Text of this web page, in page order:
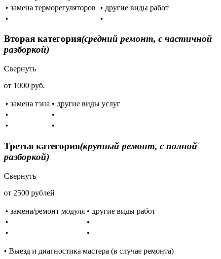
• замена терморегуляторов
• другие виды работ
•
•
Вторая категория(средний ремонт, с частичной
разборкой)
Свернуть
от 1000 руб.
• замена тэна • другие виды услуг
•
•
•
•
Третья категория(крупный ремонт, с полной
разборкой)
Свернуть
от 2500 рублей
• замена/ремонт модуля • другие виды работ
•
•
•
•
• Выезд и диагностика мастера (в случае ремонта)